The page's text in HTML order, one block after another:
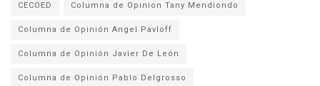
CECOED Columna de Opinion Tany Mendiondo
Columna de Opinión Angel Pavloff
Columna de Opinión Javier De León
Columna de Opinión Pablo Delgrosso